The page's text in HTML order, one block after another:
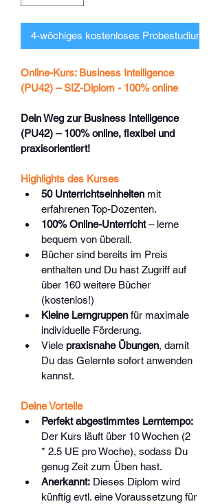
4-wöchiges kostenloses Probestudium
Online-Kurs: Business Intelligence
(PU42) – SIZ-Diplom - 100% online
Dein Weg zur Business Intelligence
(PU42) – 100% online, flexibel und
praxisorientiert!
Highlights des Kurses
50 Unterrichtseinheiten mit
erfahrenen Top-Dozenten.
100% Online-Unterricht – lerne
bequem von überall.
Bücher sind bereits im Preis
enthalten und Du hast Zugriff auf
über 160 weitere Bücher
(kostenlos!)
Kleine Lerngruppen für maximale
individuelle Förderung.
Viele praxisnahe Übungen, damit
Du das Gelernte sofort anwenden
kannst.
Deine Vorteile
Perfekt abgestimmtes Lerntempo:
Der Kurs läuft über 10 Wochen (2
* 2.5 UE pro Woche), sodass Du
genug Zeit zum Üben hast.
Anerkannt: Dieses Diplom wird
künftig evtl. eine Voraussetzung für